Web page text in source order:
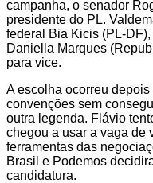
campanha, o senador
presidente do PL.
federal Bia Kicis (PL-
Daniella Marques
para vice.
A escolha ocorreu
convenções sem
outra legenda. Flávio
chegou a usar a vaga de
ferramentas das
Brasil e Podemos
candidatura.